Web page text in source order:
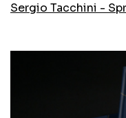
Sergio Tacchini -